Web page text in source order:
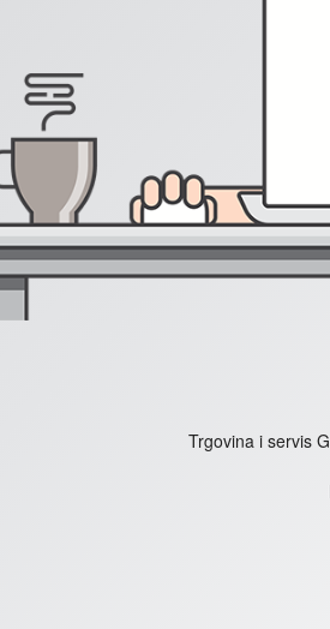
Trgovina i servis